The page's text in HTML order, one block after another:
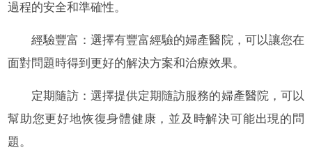
過程的安全和準確性。
經驗豐富：選擇有豐富經驗的婦產醫院，可以讓您在
面對問題時得到更好的解決方案和治療效果。
定期隨訪：選擇提供定期隨訪服務的婦產醫院，可以
幫助您更好地恢復身體健康，並及時解決可能出現的問
題。